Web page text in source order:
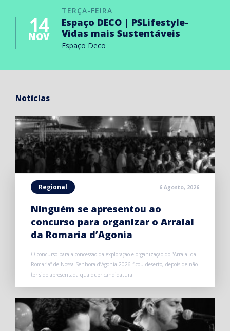
TERÇA-FEIRA
14
NOV
Espaço DECO | PSLifestyle-
Vidas mais Sustentáveis
Espaço Deco
Notícias
Regional 6 Agosto, 2026
Ninguém se apresentou ao
concurso para organizar o Arraial
da Romaria d’Agonia
O concurso para a concessão da exploração e organização do “Arraial da
Romaria” de Nossa Senhora d’Agonia 2026 ficou deserto, depois de não
ter sido apresentada qualquer candidatura.